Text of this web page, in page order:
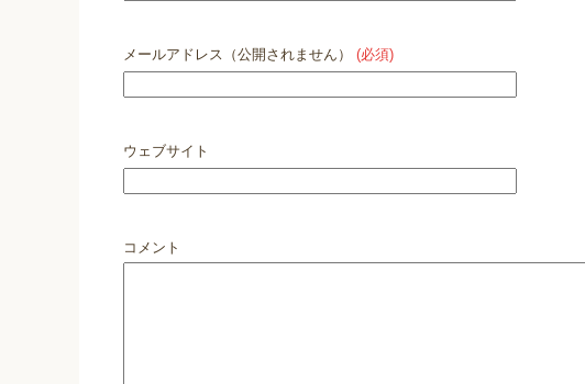
メールアドレス（公開されません） (必須)
ウェブサイト
コメント